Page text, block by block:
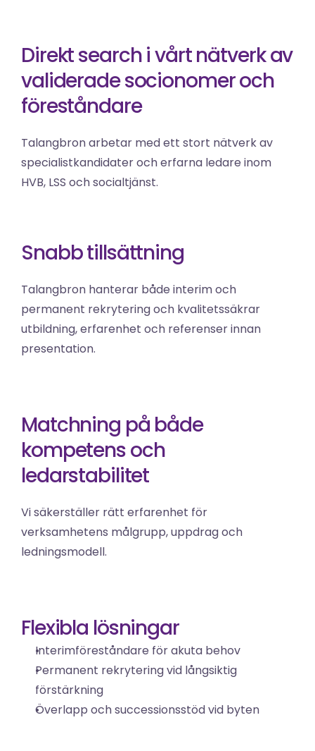
Direkt search i vårt nätverk av
validerade socionomer och
föreståndare
Talangbron arbetar med ett stort nätverk av
specialistkandidater och erfarna ledare inom
HVB, LSS och socialtjänst.
Snabb tillsättning
Talangbron hanterar både interim och
permanent rekrytering och kvalitetssäkrar
utbildning, erfarenhet och referenser innan
presentation.
Matchning på både
kompetens och
ledarstabilitet
Vi säkerställer rätt erfarenhet för
verksamhetens målgrupp, uppdrag och
ledningsmodell.
Flexibla lösningar
Interimföreståndare för akuta behov
Permanent rekrytering vid långsiktig
förstärkning
Överlapp och successionsstöd vid byten